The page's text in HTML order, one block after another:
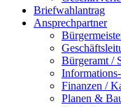
Briefwahlantrag
Ansprechpartner
Bürgeramt /
Finanzen /
Planen &